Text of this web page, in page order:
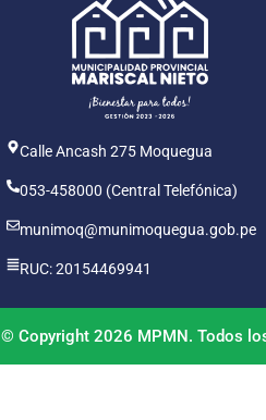
Calle Ancash 275 Moquegua
053-458000 (Central Telefónica)
munimoq@munimoquegua.gob.pe
RUC: 20154469941
© Copyright 2026 MPMN. Todos